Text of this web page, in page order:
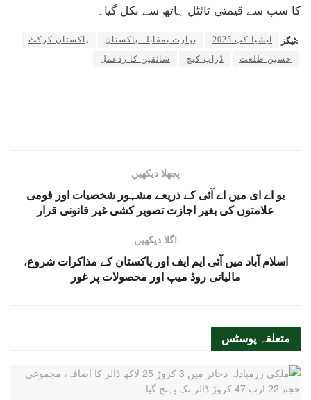
کا سب سے قیمتی ٹائٹل ہاتھ سے نکل گیا۔
ٹیگز: ایشیا کپ 2025 بھارت بمقابلہ پاکستان
پاکستان کرکٹ
حسین طلعت
ڈراپ کیچ شائقین کا ردعمل
پچھلا دیکھیں
یو اے ای میں اے آئی کے ذریعے مشہور شخصیات اور قومی
علامتوں کی بغیر اجازت تصویر کشی غیر قانونی قرار
اگلا دیکھیں
اسلام آباد میں آئی ایم ایف اور پاکستان کے مذاکرات شروع،
مالیاتی روڈ میپ اور محصولات پر غور
متعلقہ پوسٹس